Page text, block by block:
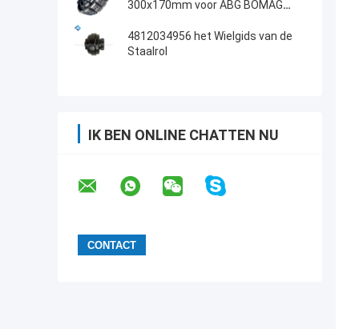
300x170mm voor ABG BOMAG
4812034956 het Wielgids van de
Staalrol
IK BEN ONLINE CHATTEN NU